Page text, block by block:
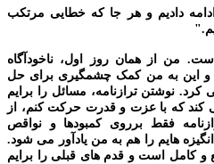
دادیم و هر جا که خطایی مرتکب
من از همان روز اول، ناخودآگاه
و این به من کمک چشمگیری برای حل
نوشتن ترازنامه، مسائل را برایم
که با عزت و قدرت حرکت کنم، از
فقط برروی کمبودها و نواقص
هایم را هم به من یادآور می شود.
کامل است و قدم های قبلی را برایم